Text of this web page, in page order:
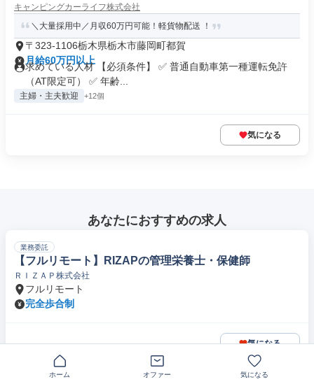
キャンピングカーライフ株式会社
＼大量採用中／月収60万円可能！軽貨物配送 ！
〒323-1106栃木県栃木市藤岡町都賀
月給60万円以上
求めている人材 【必須条件】 ✅ 普通自動車第一種運転免許
（AT限定可） ✅ 年齢...
主婦・主夫歓迎 +12個
気になる
あなたにおすすめの求人
業務委託
【フルリモート】RIZAPの管理栄養士・保健師
ＲＩＺＡＰ株式会社
フルリモート
完全歩合制
気になる
ホーム オファー 気になる